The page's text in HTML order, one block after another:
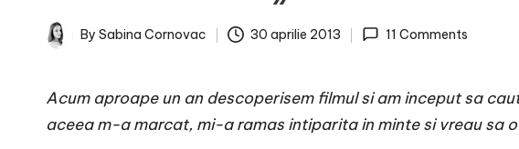
a
o
Posted
By Sabina Cornovac 30 aprilie 2013 11 Comments
Acum aproape un an descoperisem filmul si am inceput sa
aceea m-a marcat, mi-a ramas intiparita in minte si vreau sa